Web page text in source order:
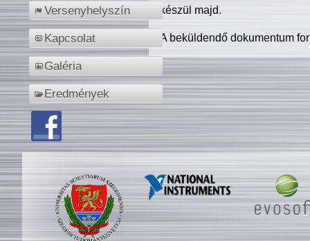
Versenyhelyszín
Kapcsolat
Galéria
Eredmények
készül majd.
A beküldendő dokumentum